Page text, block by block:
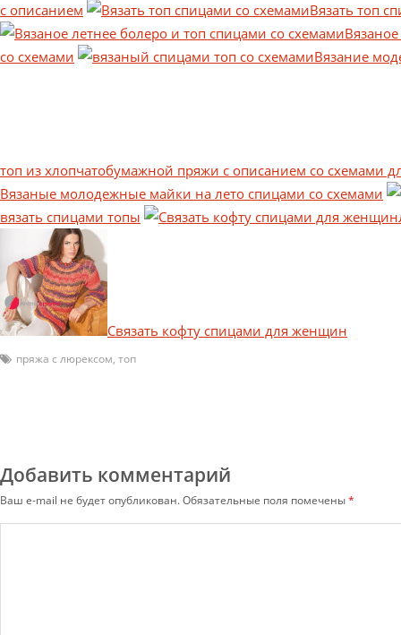
с описанием
Вязать топ
со схемами
Вязание
топ из хлопчатобумажной пряжи с описанием со схемами
Вязаные молодежные майки на лето спицами со схемами
вязать спицами топы
Связать кофту спицами для женщин
пряжа с люрексом, топ
Добавить комментарий
Ваш e-mail не будет опубликован.Обязательные поля помечены*